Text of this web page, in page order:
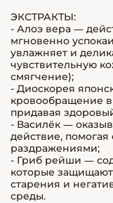
ЭКСТРАКТЫ:
- Алоэ вера —
мгновенно
увлажняет и
чувствительную
смягчение);
- Диоскорея
кровообращение
придавая
- Василёк —
действие,
раздражениями;
- Гриб рейши —
которые
старения и
среды.